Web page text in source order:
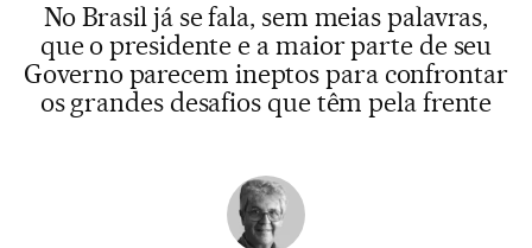
No Brasil já se fala, sem meias palavras,
que o presidente e a maior parte de seu
Governo parecem ineptos para confrontar
os grandes desafios que têm pela frente